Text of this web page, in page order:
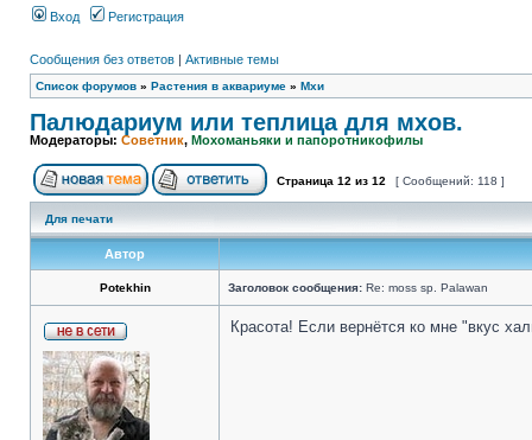
Вход Регистрация
Сообщения без ответов | Активные темы
Список форумов » Растения в аквариуме » Мхи
Палюдариум или теплица для мхов.
Модераторы: Советник, Мохоманьяки и папоротникофилы
Страница 12 из 12 [ Сообщений: 118 ]
Для печати
Автор
Potekhin Заголовок сообщения: Re: moss sp. Palawan
Красота! Если вернётся ко мне "вкус